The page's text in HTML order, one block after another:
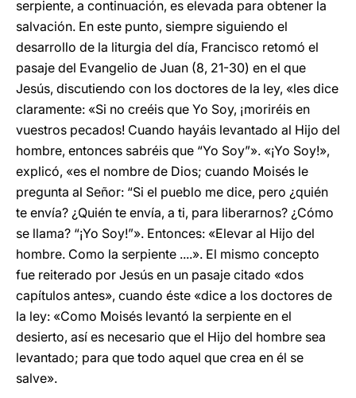
serpiente, a continuación, es elevada para obtener la
salvación. En este punto, siempre siguiendo el
desarrollo de la liturgia del día, Francisco retomó el
pasaje del Evangelio de Juan (8, 21-30) en el que
Jesús, discutiendo con los doctores de la ley, «les dice
claramente: «Si no creéis que Yo Soy, ¡moriréis en
vuestros pecados! Cuando hayáis levantado al Hijo del
hombre, entonces sabréis que “Yo Soy”». «¡Yo Soy!»,
explicó, «es el nombre de Dios; cuando Moisés le
pregunta al Señor: “Si el pueblo me dice, pero ¿quién
te envía? ¿Quién te envía, a ti, para liberarnos? ¿Cómo
se llama? “¡Yo Soy!”». Entonces: «Elevar al Hijo del
hombre. Como la serpiente ....». El mismo concepto
fue reiterado por Jesús en un pasaje citado «dos
capítulos antes», cuando éste «dice a los doctores de
la ley: «Como Moisés levantó la serpiente en el
desierto, así es necesario que el Hijo del hombre sea
levantado; para que todo aquel que crea en él se
salve».